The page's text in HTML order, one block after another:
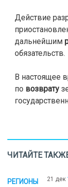
Действие
дальнейшим
обязательств.
В настоящее
по возврату
ЧИТАЙТЕ
РЕГИОНЫ 21 дек